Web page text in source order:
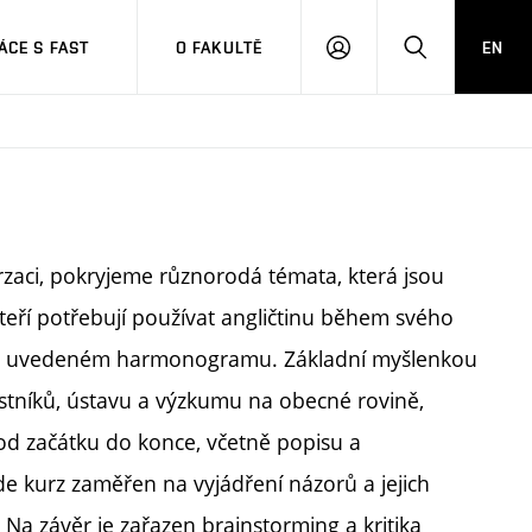
S FAST O FAKULTĚ
PŘIHLÁSITHLEDAT
EN
pokryjeme různorodá témata, která jsou
potřebují používat angličtinu během svého
harmonogramu. Základní myšlenkou
ústavu a výzkumu na obecné rovině,
začátku do konce, včetně popisu a
kurz zaměřen na vyjádření názorů a jejich
závěr je zařazen brainstorming a kritika